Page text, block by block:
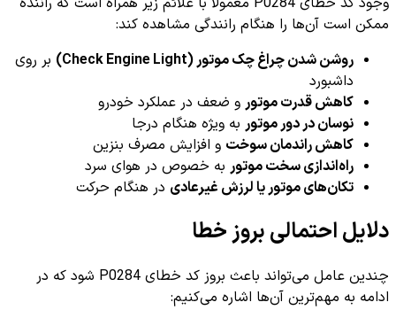
ممکن است آن‌ها را هنگام رانندگی مشاهده کند:
روشن شدن چراغ چک موتور (Check Engine Light)
بر روی
داشبورد
کاهش قدرت موتور و ضعف در عملکرد خودرو
نوسان در دور موتور به ویژه هنگام درجا
کاهش راندمان سوخت و افزایش مصرف بنزین
راه‌اندازی سخت موتور به خصوص در هوای سرد
تکان‌های موتور یا لرزش غیرعادی در هنگام حرکت
دلایل احتمالی بروز خطا
چندین عامل می‌تواند باعث بروز کد خطای P0284 شود که در
ادامه به مهم‌ترین آن‌ها اشاره می‌کنیم: